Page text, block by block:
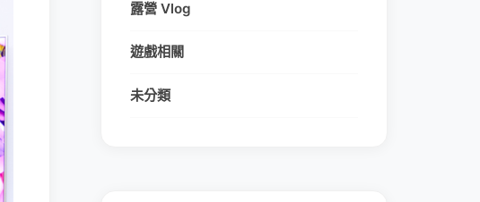
露營 Vlog
遊戲相關
未分類